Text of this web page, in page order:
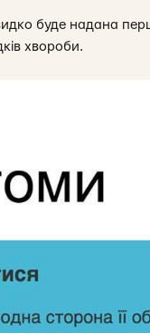
буде надана
хвороби.